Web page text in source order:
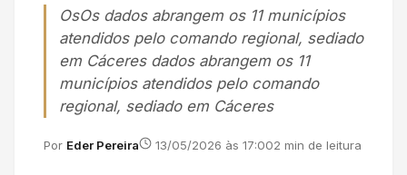
OsOs dados abrangem os 11 municípios
atendidos pelo comando regional, sediado
em Cáceres dados abrangem os 11
municípios atendidos pelo comando
regional, sediado em Cáceres
Por Eder Pereira 13/05/2026 às 17:002 min de leitura